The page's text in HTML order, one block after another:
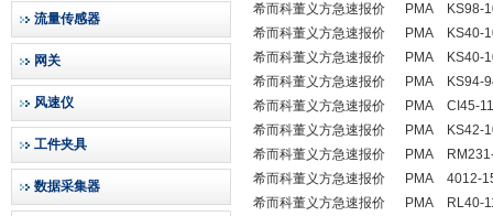
流量传感器
网关
风速仪
工件夹具
数据采集器
希而科董义方急速报价 PMA KS98-
希而科董义方急速报价 PMA KS40-
希而科董义方急速报价 PMA KS40-
希而科董义方急速报价 PMA KS94-
希而科董义方急速报价 PMA CI45-
希而科董义方急速报价 PMA KS42-
希而科董义方急速报价 PMA
希而科董义方急速报价 PMA 4012-
希而科董义方急速报价 PMA RL40-